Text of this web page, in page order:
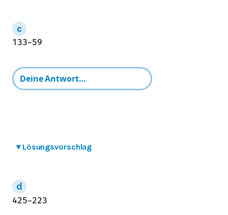
133−59
▾ Lösungsvorschlag
425−223